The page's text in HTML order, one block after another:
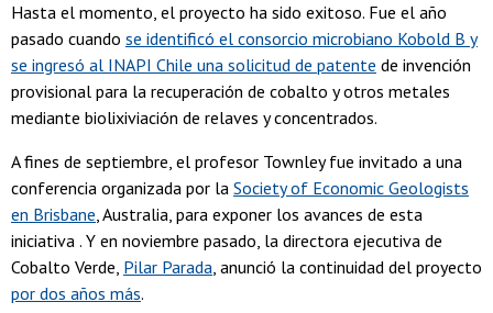
Hasta el momento, el proyecto ha sido exitoso. Fue el año
pasado cuando se identificó el consorcio microbiano Kobold B y
se ingresó al INAPI Chile una solicitud de patente de invención
provisional para la recuperación de cobalto y otros metales
mediante biolixiviación de relaves y concentrados.
A fines de septiembre, el profesor Townley fue invitado a una
conferencia organizada por la Society of Economic Geologists
en Brisbane, Australia, para exponer los avances de esta
iniciativa . Y en noviembre pasado, la directora ejecutiva de
Cobalto Verde, Pilar Parada, anunció la continuidad del proyecto
por dos años más.